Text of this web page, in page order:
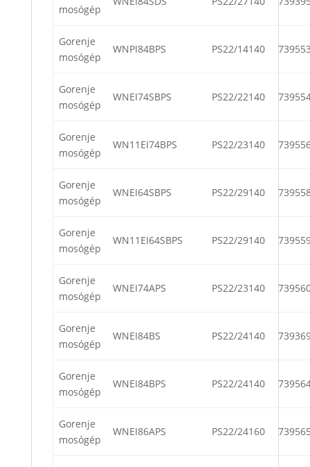
mosógép
Gorenje
mosógép
WNPI84BPS PS22/14140
Gorenje
mosógép
WNEI74SBPS PS22/22140
Gorenje
mosógép
WN11EI74BPS PS22/23140
Gorenje
mosógép
WNEI64SBPS PS22/29140
Gorenje
mosógép
WN11EI64SBPS PS22/29140
Gorenje
mosógép
WNEI74APS PS22/23140
Gorenje
mosógép
WNEI84BS PS22/24140
Gorenje
mosógép
WNEI84BPS PS22/24140
Gorenje
mosógép
WNEI86APS PS22/24160